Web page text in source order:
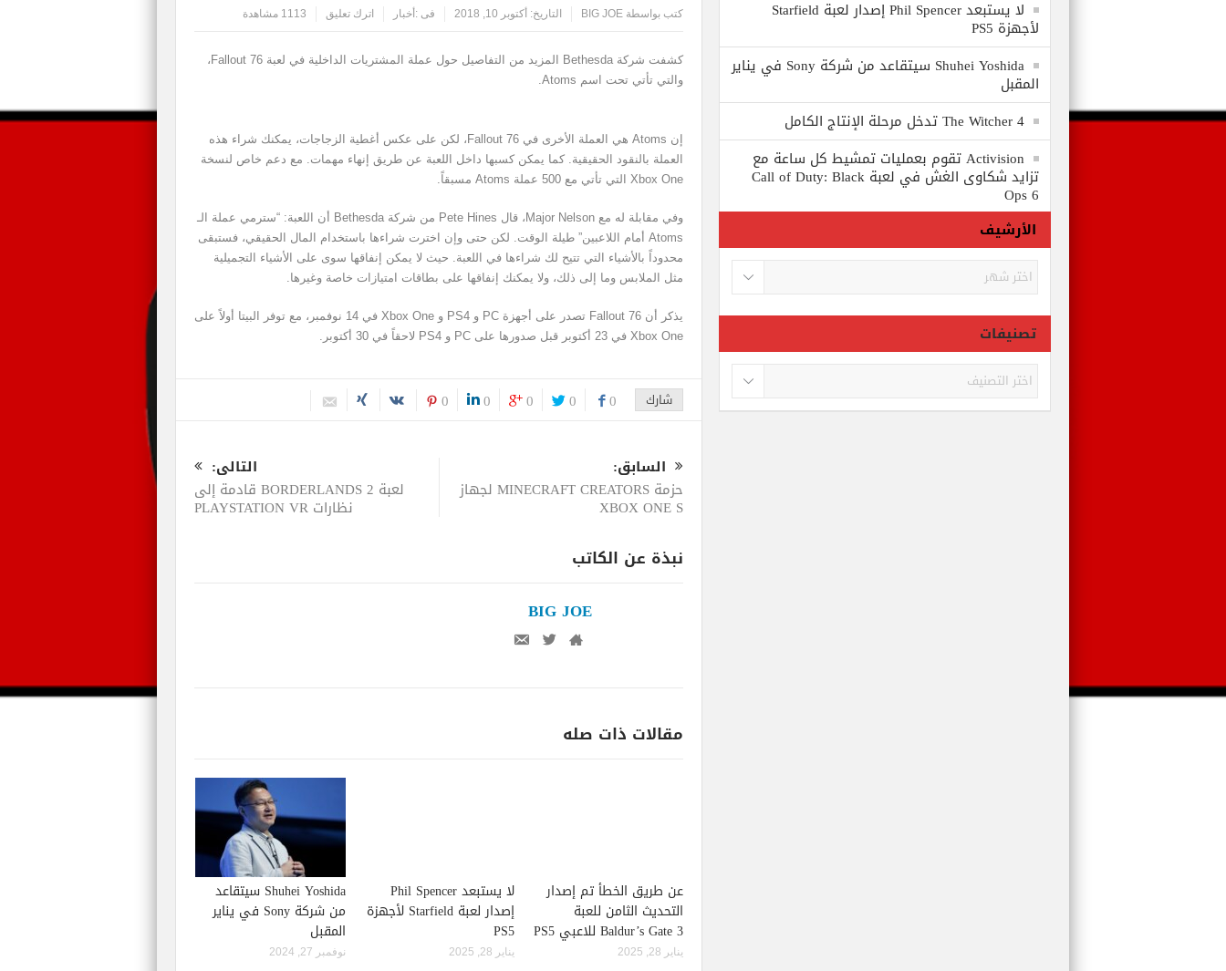
كتب بواسطة BIG JOE التاريخ: أكتوبر 10, 2018 فى : أخبار اترك تعليق 1113 مشاهدة
كشفت شركة Bethesda المزيد من التفاصيل حول عملة المشتريات الداخلية في لعبة Fallout 76،
والتي تأتي تحت اسم Atoms.
إن Atoms هي العملة الأخرى في Fallout 76، لكن على عكس أغطية الزجاجات، يمكنك شراء هذه
العملة بالنقود الحقيقية. كما يمكن كسبها داخل اللعبة عن طريق إنهاء مهمات. مع دعم خاص لنسخة
Xbox One التي تأتي مع 500 عملة Atoms مسبقاً.
وفي مقابلة له مع Major Nelson، قال Pete Hines من شركة Bethesda أن اللعبة: “سترمي عملة الـ
Atoms أمام اللاعبين” طيلة الوقت. لكن حتى وإن اخترت شراءها باستخدام المال الحقيقي، فستبقى
محدوداً بالأشياء التي تتيح لك شراءها في اللعبة. حيث لا يمكن إنفاقها سوى على الأشياء التجميلية
مثل الملابس وما إلى ذلك، ولا يمكنك إنفاقها على بطاقات امتيازات خاصة وغيرها.
يذكر أن Fallout 76 تصدر على أجهزة PC و PS4 و Xbox One في 14 نوفمبر، مع توفر البيتا أولاً على
Xbox One في 23 أكتوبر قبل صدورها على PC و PS4 لاحقاً في 30 أكتوبر.
شارك 0
0
0
0
0
السابق:
حزمة MINECRAFT CREATORS لجهاز
XBOX ONE S
التالى:
لعبة BORDERLANDS 2 قادمة إلى
نظارات PLAYSTATION VR
نبذة عن الكاتب
BIG JOE
مقالات ذات صله
عن طريق الخطأ تم إصدار
التحديث الثامن للعبة
Baldur’s Gate 3 للاعبي PS5
يناير 28, 2025
لا يستبعد Phil Spencer
إصدار لعبة Starfield لأجهزة
PS5
يناير 28, 2025
Shuhei Yoshida سيتقاعد
من شركة Sony في يناير
المقبل
نوفمبر 27, 2024
لا يستبعد Phil Spencer إصدار لعبة Starfield
لأجهزة PS5
Shuhei Yoshida سيتقاعد من شركة Sony في يناير
المقبل
The Witcher 4 تدخل مرحلة الإنتاج الكامل
Activision تقوم بعمليات تمشيط كل ساعة مع
تزايد شكاوى الغش في لعبة Call of Duty: Black
Ops 6
الأرشيف
الأرشيف
تصنيفات
تصنيفات